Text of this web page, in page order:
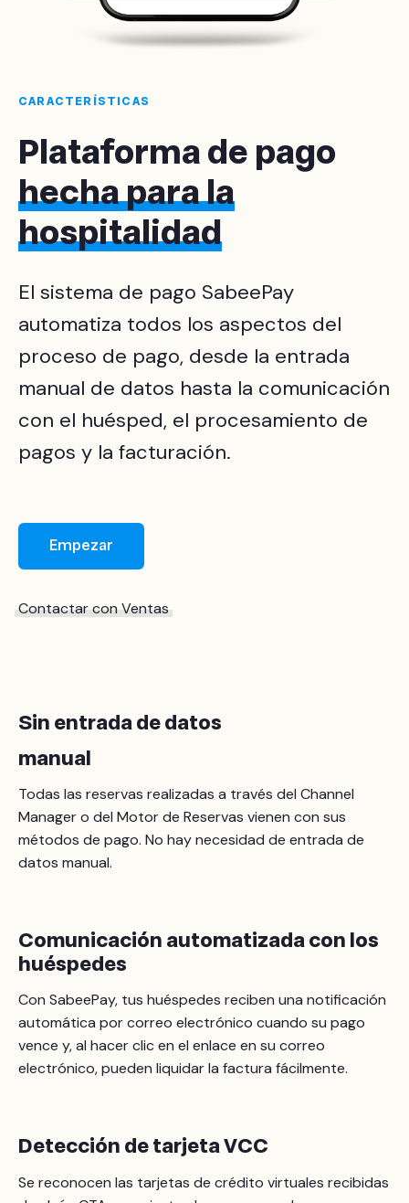
CARACTERÍSTICAS
Plataforma de pago
hecha para la
hospitalidad
El sistema de pago SabeePay
automatiza todos los aspectos del
proceso de pago, desde la entrada
manual de datos hasta la comunicación
con el huésped, el procesamiento de
pagos y la facturación.
Empezar
Contactar con Ventas
Sin entrada de datos
manual
Todas las reservas realizadas a través del Channel
Manager o del Motor de Reservas vienen con sus
métodos de pago. No hay necesidad de entrada de
datos manual.
Comunicación automatizada con los
huéspedes
Con SabeePay, tus huéspedes reciben una notificación
automática por correo electrónico cuando su pago
vence y, al hacer clic en el enlace en su correo
electrónico, pueden liquidar la factura fácilmente.
Detección de tarjeta VCC
Se reconocen las tarjetas de crédito virtuales recibidas